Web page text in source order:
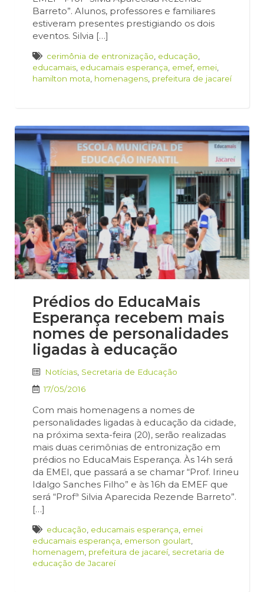
Barreto”. Alunos, professores e familiares
estiveram presentes prestigiando os dois
eventos. Silvia […]
cerimônia de entronização educação
educamais educamais esperança emef, emei
hamilton mota homenagens prefeitura de jacareí
Prédios do EducaMais
Esperança recebem mais
nomes de personalidades
ligadas à educação
Notícias Secretaria de Educação
17/05/2016
Com mais homenagens a nomes de
personalidades ligadas à educação da cidade,
na próxima sexta-feira (20), serão realizadas
mais duas cerimônias de entronização em
prédios no EducaMais Esperança. Às 14h será
da EMEI, que passará a se chamar “Prof. Irineu
Idalgo Sanches Filho” e às 16h da EMEF que
será “Profª Silvia Aparecida Rezende Barreto”.
[…]
educação educamais esperança emei
educamais esperança emerson goulart
homenagem prefeitura de jacareí, secretaria de
educação de Jacareí